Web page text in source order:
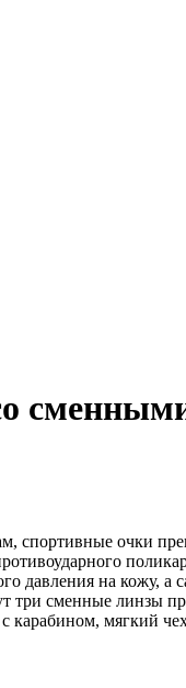
спортивные очки
давления на
сменные линзы
карабином, мягкий